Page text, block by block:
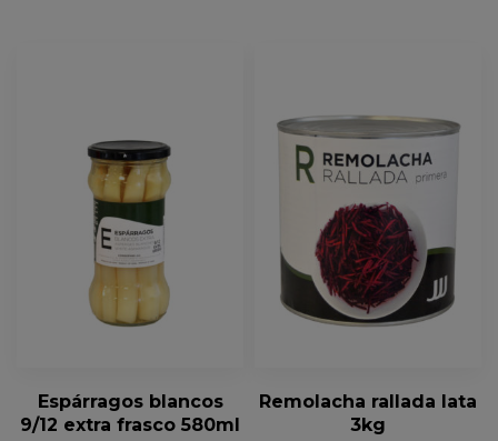
Espárragos blancos
9/12 extra frasco 580ml
Remolacha rallada lata
3kg